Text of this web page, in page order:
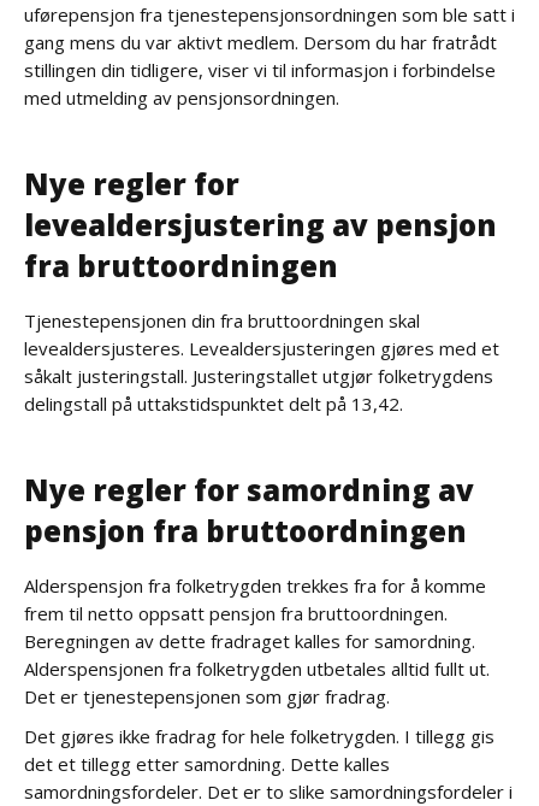
uførepensjon fra tjenestepensjonsordningen som ble satt i
gang mens du var aktivt medlem. Dersom du har fratrådt
stillingen din tidligere, viser vi til informasjon i forbindelse
med utmelding av pensjonsordningen.
Nye regler for
levealdersjustering av pensjon
fra bruttoordningen
Tjenestepensjonen din fra bruttoordningen skal
levealdersjusteres. Levealdersjusteringen gjøres med et
såkalt justeringstall. Justeringstallet utgjør folketrygdens
delingstall på uttakstidspunktet delt på 13,42.
Nye regler for samordning av
pensjon fra bruttoordningen
Alderspensjon fra folketrygden trekkes fra for å komme
frem til netto oppsatt pensjon fra bruttoordningen.
Beregningen av dette fradraget kalles for samordning.
Alderspensjonen fra folketrygden utbetales alltid fullt ut.
Det er tjenestepensjonen som gjør fradrag.
Det gjøres ikke fradrag for hele folketrygden. I tillegg gis
det et tillegg etter samordning. Dette kalles
samordningsfordeler. Det er to slike samordningsfordeler i